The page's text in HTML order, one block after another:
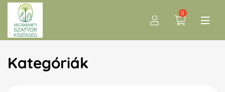
0
Kategóriák